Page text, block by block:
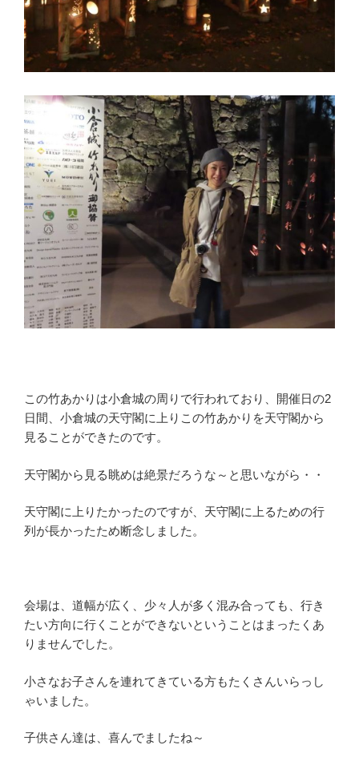
この竹あかりは小倉城の周りで行われており、開催日の2
日間、小倉城の天守閣に上りこの竹あかりを天守閣から
見ることができたのです。
天守閣から見る眺めは絶景だろうな～と思いながら・・
天守閣に上りたかったのですが、天守閣に上るための行
列が長かったため断念しました。
会場は、道幅が広く、少々人が多く混み合っても、行き
たい方向に行くことができないということはまったくあ
りませんでした。
小さなお子さんを連れてきている方もたくさんいらっし
ゃいました。
子供さん達は、喜んでましたね～